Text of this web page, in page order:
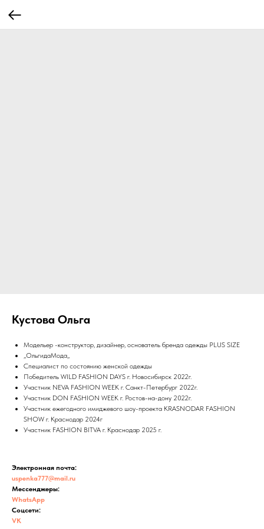
Кустова Ольга
Модельер -конструктор, дизайнер, основатель бренда одежды PLUS SIZE
,,ОльгидаМода,,
Специалист по состоянию женской одежды
Победитель WILD FASHION DAYS г. Новосибирск 2022г.
Участник NEVA FASHION WEEK г. Санкт-Петербург 2022г.
Участник DON FASHION WEEK г. Ростов-на-дону 2022г.
Участник ежегодного имиджевого шоу-проекта KRASNODAR FASHION
SHOW г. Краснодар 2024г
Участник FASHION BITVA г. Краснодар 2025 г.
Электронная почта:
uspenka777@mail.ru
Мессенджеры:
WhatsApp
Соцсети:
VK